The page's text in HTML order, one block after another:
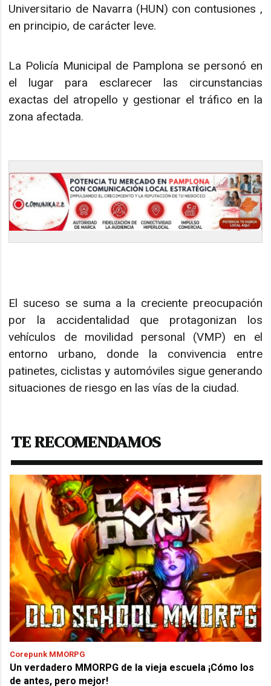
Universitario de Navarra (HUN) con contusiones ,
en principio, de carácter leve.
La Policía Municipal de Pamplona se personó en
el lugar para esclarecer las circunstancias
exactas del atropello y gestionar el tráfico en la
zona afectada.
El suceso se suma a la creciente preocupación
por la accidentalidad que protagonizan los
vehículos de movilidad personal (VMP) en el
entorno urbano, donde la convivencia entre
patinetes, ciclistas y automóviles sigue generando
situaciones de riesgo en las vías de la ciudad.
TE RECOMENDAMOS
Corepunk MMORPG
Un verdadero MMORPG de la vieja escuela ¡Cómo los
de antes, pero mejor!